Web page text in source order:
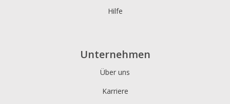
Hilfe
Unternehmen
Über uns
Karriere